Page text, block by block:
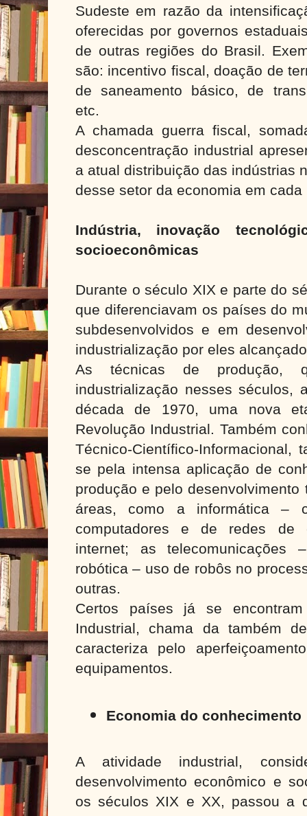
Sudeste em razão da
oferecidas por governos
de outras regiões do Brasil.
são: incentivo fiscal, doação de
de saneamento básico, de
etc.
A chamada guerra fiscal,
desconcentração industrial
a atual distribuição das indústrias
desse setor da economia em
Indústria, inovação
socioeconômicas
Durante o século XIX e parte do
que diferenciavam os países do
subdesenvolvidos e em
industrialização por eles
As técnicas de produção,
industrialização nesses séculos,
década de 1970, uma nova
Revolução Industrial. Também
Técnico-Científico-Informacional,
se pela intensa aplicação de
produção e pelo
áreas, como a informática –
computadores e de redes de
internet; as telecomunicações
robótica – uso de robôs no
outras.
Certos países já se
Industrial, chama da também
caracteriza pelo
equipamentos.
Economia do conhecimento
A atividade industrial,
desenvolvimento econômico e
os séculos XIX e XX, passou a